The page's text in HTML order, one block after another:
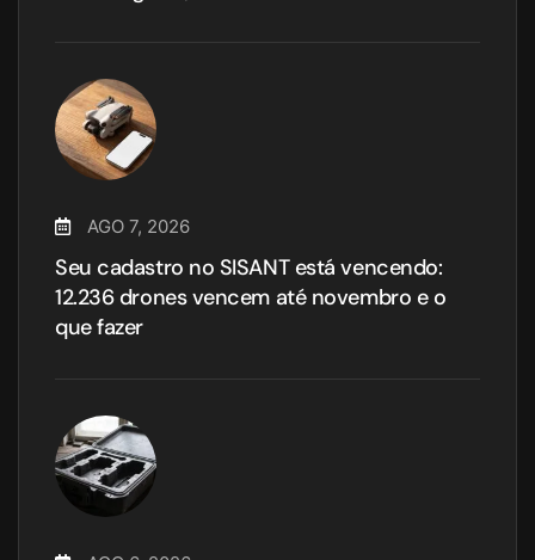
AGO 7, 2026
Seu cadastro no SISANT está vencendo:
12.236 drones vencem até novembro e o
que fazer